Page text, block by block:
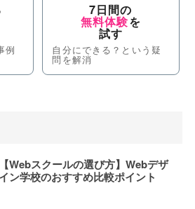
例
7日間の
無料体験を
試す
自分にできる？という疑
問を解消
【Webスクールの選び方】Webデザ
イン学校のおすすめ比較ポイント